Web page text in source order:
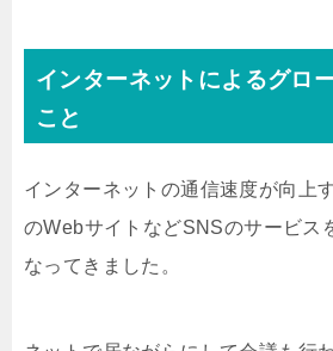
インターネットによるグロ
こと
インターネットの通信速度が向上
のWebサイトなどSNSのサービス
なってきました。